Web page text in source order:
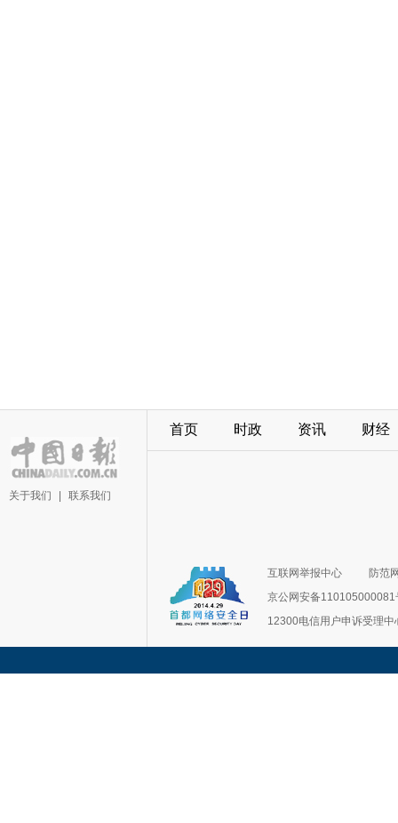
关于我们 联系我们
首页 时政 资讯 财经
互联网举报中心
防范
京公网安备110105000081
12300电信用户申诉受理中